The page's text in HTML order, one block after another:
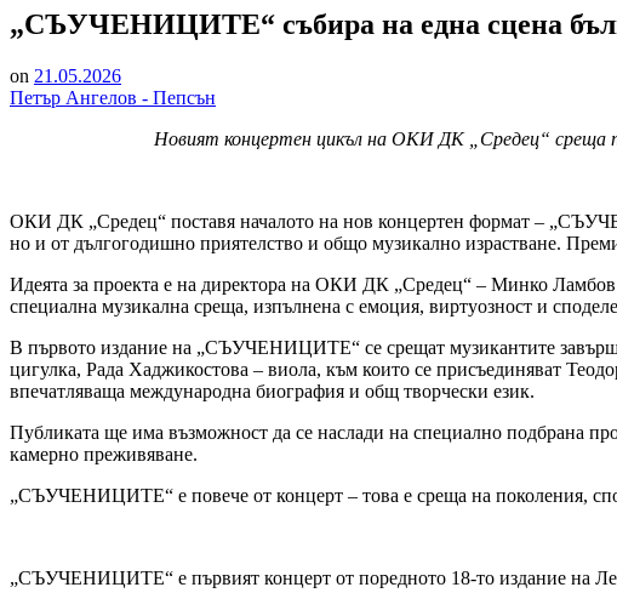
„СЪУЧЕНИЦИТЕ“ събира на една сцена
on 21.05.2026
Петър Ангелов - Пепсън
Новият концертен цикъл на ОКИ ДК „Средец“ среща
ОКИ ДК „Средец“ поставя началото на нов концертен формат –
но и от дългогодишно приятелство и общо музикално израстване.
Идеята за проекта е на директора на ОКИ ДК „Средец“ – Минко
специална музикална среща, изпълнена с емоция, виртуозност и
В първото издание на „СЪУЧЕНИЦИТЕ“ се срещат музикантите
цигулка, Рада Хаджикостова – виола, към които се присъединяват
впечатляваща международна биография и общ творчески език.
Публиката ще има възможност да се наслади на специално подбрана
камерно преживяване.
„СЪУЧЕНИЦИТЕ“ е повече от концерт – това е среща на поколения,
„СЪУЧЕНИЦИТЕ“ е първият концерт от поредното 18-то издание на